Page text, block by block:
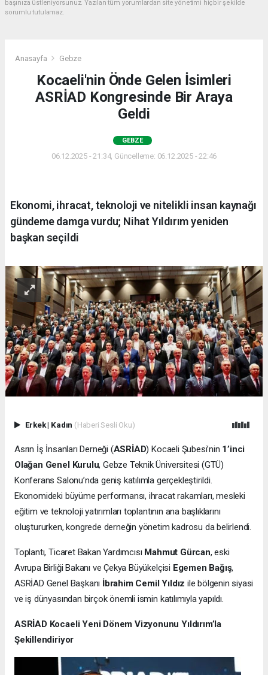
başınıza üstleniyorsunuz. Yazılan tüm yorumlardan site yönetimi hiçbir şekilde
sorumlu tutulamaz.
Anasayfa Gebze
Kocaeli'nin Önde Gelen İsimleri
ASRİAD Kongresinde Bir Araya
Geldi
GEBZE
06.12.2025 - 21:34, Güncelleme: 06.12.2025 - 22:46
Ekonomi, ihracat, teknoloji ve nitelikli insan kaynağı
gündeme damga vurdu; Nihat Yıldırım yeniden
başkan seçildi
Erkek| Kadın (Haberi Sesli Oku)
Asrın İş İnsanları Derneği (ASRİAD) Kocaeli Şubesi’nin 1’inci
Olağan Genel Kurulu, Gebze Teknik Üniversitesi (GTÜ)
Konferans Salonu’nda geniş katılımla gerçekleştirildi.
Ekonomideki büyüme performansı, ihracat rakamları, mesleki
eğitim ve teknoloji yatırımları toplantının ana başlıklarını
oluştururken, kongrede derneğin yönetim kadrosu da belirlendi.
Toplantı, Ticaret Bakan Yardımcısı Mahmut Gürcan, eski
Avrupa Birliği Bakanı ve Çekya Büyükelçisi Egemen Bağış,
ASRİAD Genel Başkanı İbrahim Cemil Yıldız ile bölgenin siyasi
ve iş dünyasından birçok önemli ismin katılımıyla yapıldı.
ASRİAD Kocaeli Yeni Dönem Vizyonunu Yıldırım’la
Şekillendiriyor